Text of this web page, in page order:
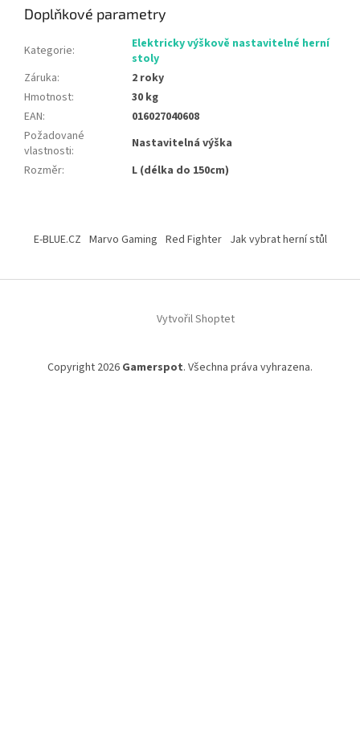
Doplňkové parametry
Kategorie:
Elektricky výškově nastavitelné herní
stoly
Záruka:
2 roky
Hmotnost:
30 kg
EAN:
016027040608
Požadované
vlastnosti:
Nastavitelná výška
Rozměr: L (délka do 150cm)
E-BLUE.CZ Marvo Gaming Red Fighter Jak vybrat herní stůl
Vytvořil Shoptet
Copyright 2026 Gamerspot. Všechna práva vyhrazena.